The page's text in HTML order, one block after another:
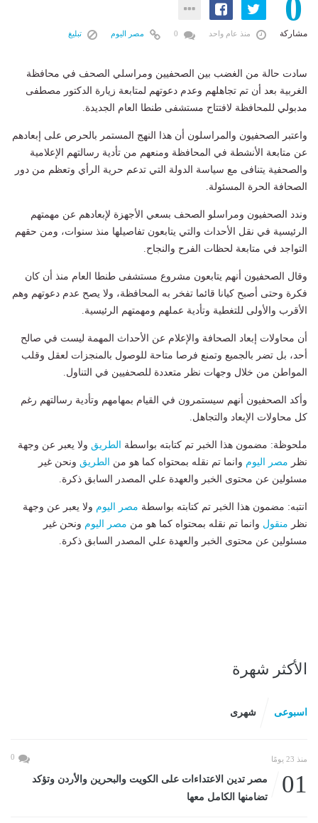
0
مشاركة منذ عام واحد مصر اليوم تبليغ
سادت حالة من الغضب بين الصحفيين ومراسلي الصحف في محافظة
الغربية بعد أن تم تجاهلهم وعدم دعوتهم لمتابعة زيارة الدكتور مصطفى
مدبولي للمحافظة لافتتاح مستشفى طنطا العام الجديدة.
واعتبر الصحفيون والمراسلون أن هذا النهج المستمر بالحرص على إبعادهم
عن متابعة الأنشطة في المحافظة ومنعهم من تأدية رسالتهم الإعلامية
والصحفية يتنافى مع سياسة الدولة التي تدعم حرية الرأي وتعظم من دور
الصحافة الحرة المسئولة.
وندد الصحفيون ومراسلو الصحف بسعي الأجهزة لإبعادهم عن مهمتهم
الرئيسية في نقل الأحداث والتي يتابعون تفاصيلها منذ سنوات، ومن حقهم
التواجد في متابعة لحظات الفرح والنجاح.
وقال الصحفيون أنهم يتابعون مشروع مستشفى طنطا العام منذ أن كان
فكرة وحتى أصبح كيانا قائما تفخر به المحافظة، ولا يصح عدم دعوتهم وهم
الأقرب والأولى للتغطية وتأدية عملهم ومهمتهم الرئيسية.
أن محاولات إبعاد الصحافة والإعلام عن الأحداث المهمة ليست في صالح
أحد، بل تضر بالجميع وتمنع فرصا متاحة للوصول بالمنجزات لعقل وقلب
المواطن من خلال وجهات نظر متعددة للصحفيين في التناول.
وأكد الصحفيون أنهم سيستمرون في القيام بمهامهم وتأدية رسالتهم رغم
كل محاولات الإبعاد والتجاهل.
ملحوظة: مضمون هذا الخبر تم كتابته بواسطة الطريق ولا يعبر عن وجهة
نظر مصر اليوم وانما تم نقله بمحتواه كما هو من الطريق ونحن غير
مسئولين عن محتوى الخبر والعهدة علي المصدر السابق ذكرة.
انتبه: مضمون هذا الخبر تم كتابته بواسطة مصر اليوم ولا يعبر عن وجهة
نظر منقول وانما تم نقله بمحتواه كما هو من مصر اليوم ونحن غير
مسئولين عن محتوى الخبر والعهدة علي المصدر السابق ذكرة.
الأكثر شهرة
اسبوعى شهرى
منذ 23 يومًا 0
01
مصر تدين الاعتداءات على الكويت والبحرين والأردن وتؤكد
تضامنها الكامل معها